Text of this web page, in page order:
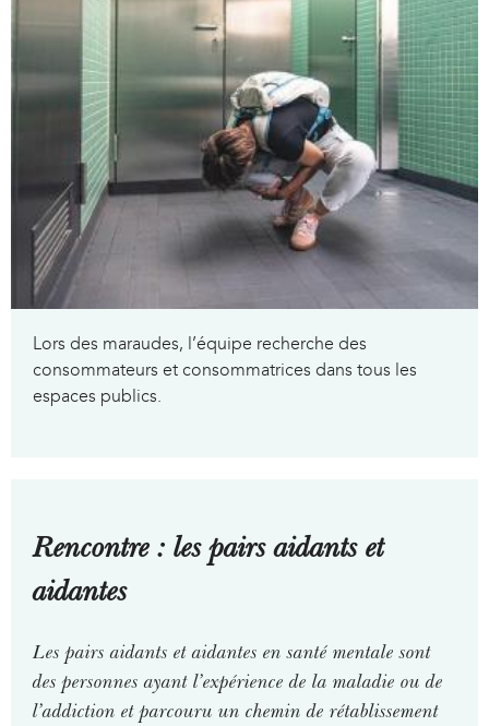
Lors des maraudes, l’équipe recherche des
consommateurs et consommatrices dans tous les
espaces publics.
Rencontre : les pairs aidants et
aidantes
Les pairs aidants et aidantes en santé mentale sont
des personnes ayant l’expérience de la maladie ou de
l’addiction et parcouru un chemin de rétablissement